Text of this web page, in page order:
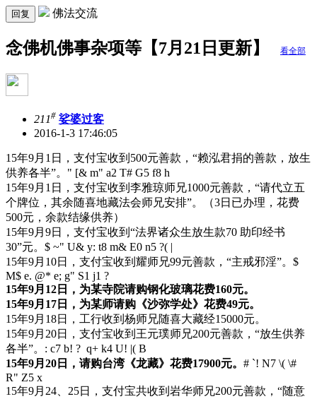
回复 佛法交流
念佛机佛事杂项等【7月21日更新】 看全部
211# 娑婆过客
2016-1-3 17:46:05
15年9月1日，支付宝收到500元善款，“赖泓君捐的善款，放生
供养各半”。 " [& m" a2 T# G5 f8 h
15年9月1日，支付宝收到李雅琼师兄1000元善款，“请代立五
个牌位，其余随喜地藏法会师兄安排”。（3日已办理，花费
500元，余款结缘供养）
15年9月9日，支付宝收到“法界诸众生放生款70 助印经书
30”元。 $ ~" U& y: t8 m& E0 n5 ?( |
15年9月10日，支付宝收到耀师兄99元善款，“主戒邪淫”。 $
M$ e. @* e; g" S1 j1 ?
15年9月12日，为某寺院请购钢化玻璃花费160元。
15年9月17日，为某师请购《沙弥学处》花费49元。
15年9月18日，工行收到杨师兄随喜大藏经15000元。
15年9月20日，支付宝收到王元璞师兄200元善款，“放生供养
各半”。 : c7 b! ? q+ k4 U! |( B
15年9月20日，请购台湾《龙藏》花费17900元。 # `! N7 \( \#
R" Z5 x
15年9月24、25日，支付宝共收到岩华师兄200元善款，“随意